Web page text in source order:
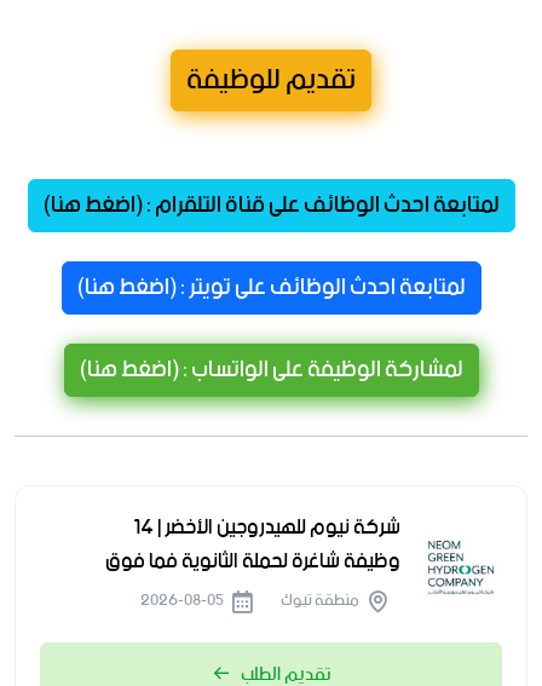
تقديم للوظيفة
لمتابعة احدث الوظائف على قناة التلقرام : (اضغط هنا)
لمتابعة احدث الوظائف على تويتر : (اضغط هنا)
لمشاركة الوظيفة على الواتساب : (اضغط هنا)
شركة نيوم للهيدروجين الأخضر | 14
وظيفة شاغرة لحملة الثانوية فما فوق
منطقة تبوك
تقديم الطلب